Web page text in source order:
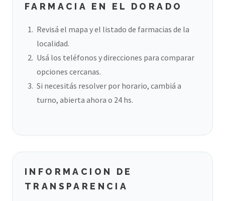
FARMACIA EN EL DORADO
Revisá el mapa y el listado de farmacias de la
localidad.
Usá los teléfonos y direcciones para comparar
opciones cercanas.
Si necesitás resolver por horario, cambiá a
turno, abierta ahora o 24 hs.
INFORMACION DE
TRANSPARENCIA